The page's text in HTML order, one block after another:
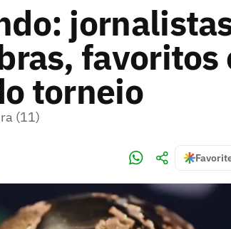
favoritos
torneio
(11)